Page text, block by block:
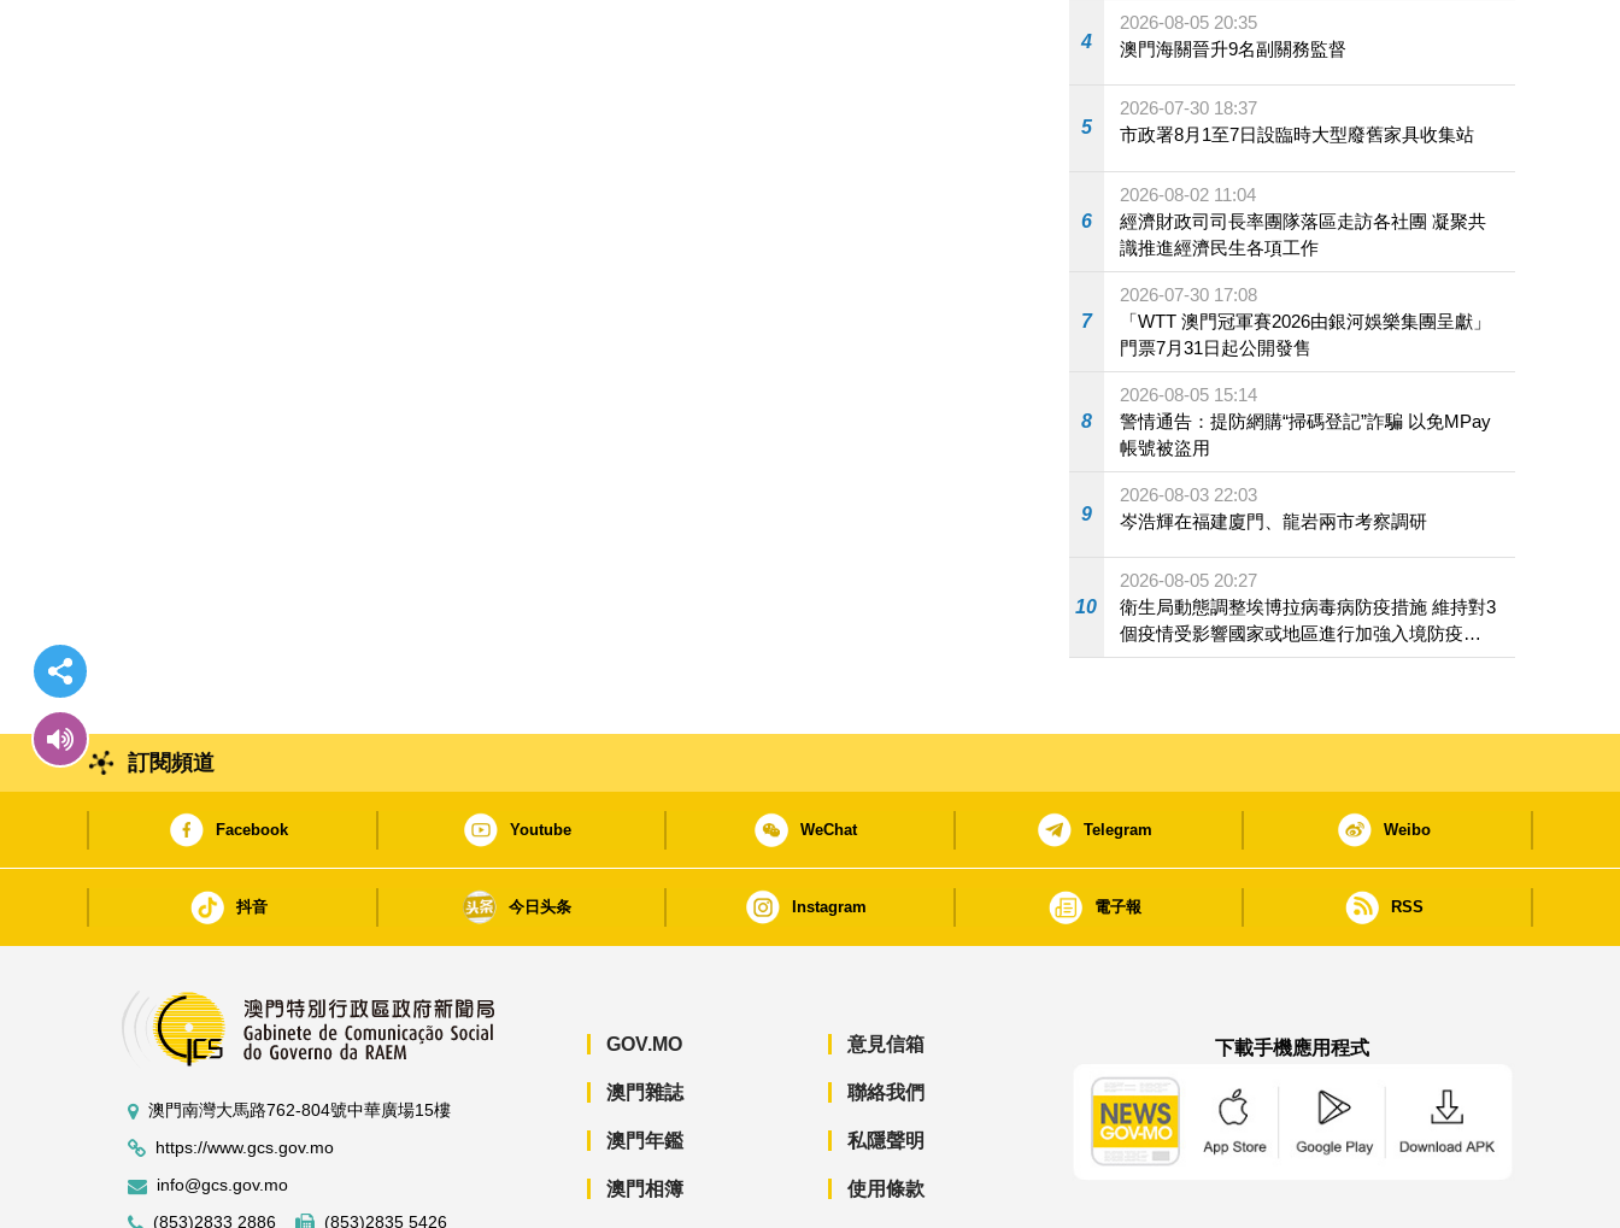
4
2026-08-05 20:35
澳門海關晉升9名副關務監督
5
2026-07-30 18:37
市政署8月1至7日設臨時大型廢舊家具收集站
6
2026-08-02 11:04
經濟財政司司長率團隊落區走訪各社團 凝聚共
識推進經濟民生各項工作
7
2026-07-30 17:08
「WTT 澳門冠軍賽2026由銀河娛樂集團呈獻」
門票7月31日起公開發售
8
2026-08-05 15:14
警情通告：提防網購“掃碼登記”詐騙 以免MPay
帳號被盜用
9
2026-08-03 22:03
岑浩輝在福建廈門、龍岩兩市考察調研
10
2026-08-05 20:27
衛生局動態調整埃博拉病毒病防疫措施 維持對3
個疫情受影響國家或地區進行加強入境防疫措
施
訂閱頻道
Facebook Youtube WeChat Telegram Weibo
抖音 今日头条 Instagram 電子報 RSS
澳門南灣大馬路762-804號中華廣場15樓
https://www.gcs.gov.mo
info@gcs.gov.mo
(853)2833 2886
(853)2835 5426
GOV.MO
澳門雜誌
澳門年鑑
澳門相簿
意見信箱
聯絡我們
私隱聲明
使用條款
下載手機應用程式